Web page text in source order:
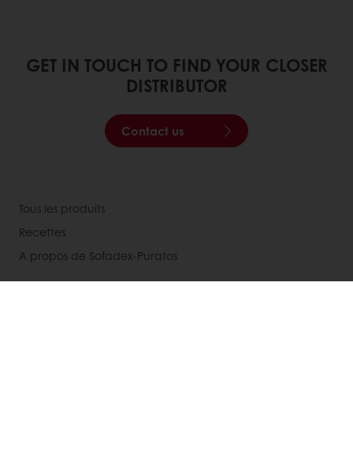
GET IN TOUCH TO FIND YOUR CLOSER
DISTRIBUTOR
Contact us
Tous les produits
Recettes
A propos de Sofadex-Puratos